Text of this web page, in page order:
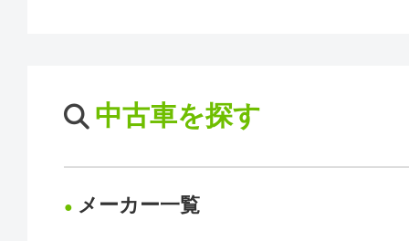
中古車を探す
メーカー一覧